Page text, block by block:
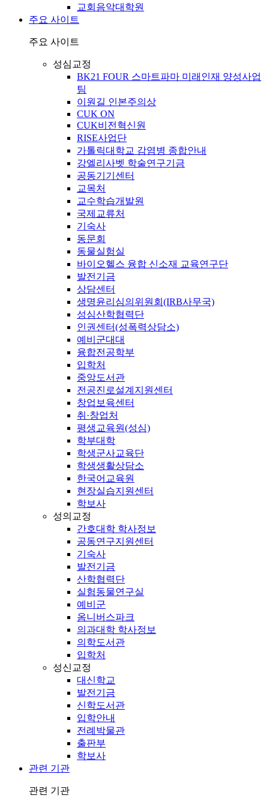
교회음악대학원
주요 사이트
주요 사이트
성심교정
BK21 FOUR 스마트파마 미래인재 양성사업
팀
이원길 인본주의상
CUK ON
CUK비전혁신원
RISE사업단
가톨릭대학교 감염병 종합안내
강엘리사벳 학술연구기금
공동기기센터
교목처
교수학습개발원
국제교류처
기숙사
동문회
동물실험실
바이오헬스 융합 신소재 교육연구단
발전기금
상담센터
생명윤리심의위원회(IRB사무국)
성심산학협력단
인권센터(성폭력상담소)
예비군대대
융합전공학부
입학처
중앙도서관
전공진로설계지원센터
창업보육센터
취·창업처
평생교육원(성심)
학부대학
학생군사교육단
학생생활상담소
한국어교육원
현장실습지원센터
학보사
성의교정
간호대학 학사정보
공동연구지원센터
기숙사
발전기금
산학협력단
실험동물연구실
예비군
옴니버스파크
의과대학 학사정보
의학도서관
입학처
성신교정
대신학교
발전기금
신학도서관
입학안내
전례박물관
출판부
학보사
관련 기관
관련 기관